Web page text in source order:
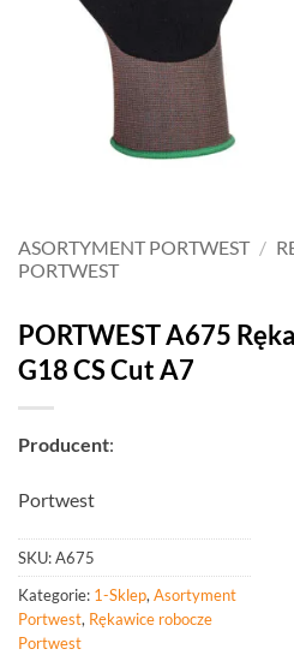
ASORTYMENT PORTWEST /
PORTWEST
PORTWEST A675
G18 CS Cut A7
Producent:
Portwest
SKU:A675
Kategorie: 1-Sklep,Asortyment
Portwest, Rękawice robocze
Portwest